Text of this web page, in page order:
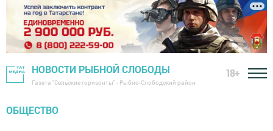
НОВОСТИ РЫБНОЙ СЛОБОДЫ
Газета "Сельские горизонты" - Рыбно-Слободский район
18+
ОБЩЕСТВО